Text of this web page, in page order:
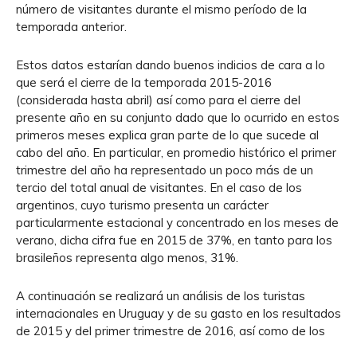
número de visitantes durante el mismo período de la
temporada anterior.
Estos datos estarían dando buenos indicios de cara a lo
que será el cierre de la temporada 2015-2016
(considerada hasta abril) así como para el cierre del
presente año en su conjunto dado que lo ocurrido en estos
primeros meses explica gran parte de lo que sucede al
cabo del año. En particular, en promedio histórico el primer
trimestre del año ha representado un poco más de un
tercio del total anual de visitantes. En el caso de los
argentinos, cuyo turismo presenta un carácter
particularmente estacional y concentrado en los meses de
verano, dicha cifra fue en 2015 de 37%, en tanto para los
brasileños representa algo menos, 31%.
A continuación se realizará un análisis de los turistas
internacionales en Uruguay y de su gasto en los resultados
de 2015 y del primer trimestre de 2016, así como de los